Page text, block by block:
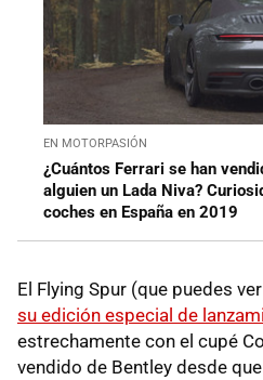
EN MOTORPASIÓN
¿Cuántos Ferrari se han
alguien un Lada Niva?
coches en España en 2019
El Flying Spur (que puedes
su edición especial de
estrechamente con el cupé
vendido de Bentley desde